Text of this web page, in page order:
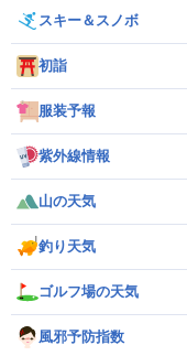
スキー＆スノボ
初詣
服装予報
紫外線情報
山の天気
釣り天気
ゴルフ場の天気
風邪予防指数